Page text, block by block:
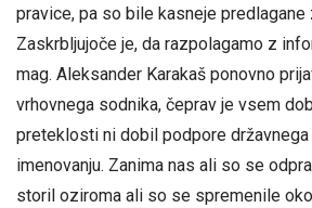
pravice, pa so bile kasneje predlagane
Zaskrbljujoče je, da razpolagamo z
mag. Aleksander Karakaš ponovno
vrhovnega sodnika, čeprav je vsem
preteklosti ni dobil podpore
imenovanju. Zanima nas ali so se
storil oziroma ali so se spremenile